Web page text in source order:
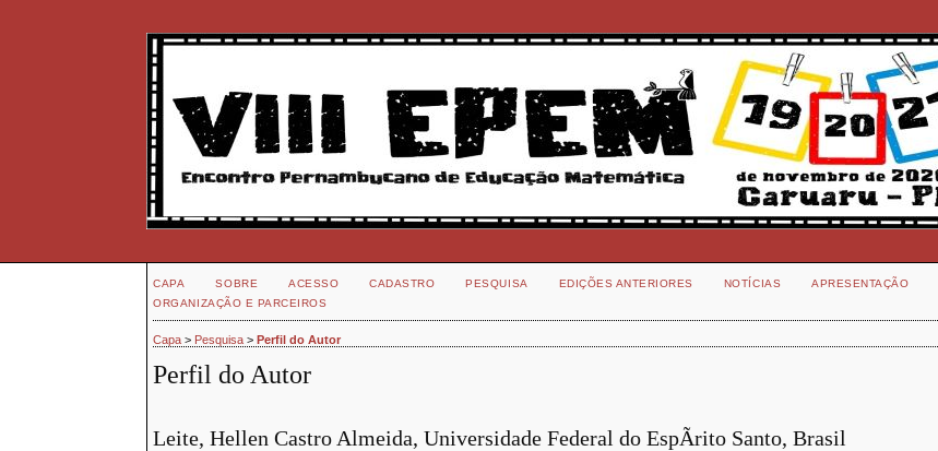
CAPA SOBRE ACESSO CADASTRO PESQUISA EDIÇÕES ANTERIORES NOTÍCIAS APRESENTAÇÃO
ORGANIZAÇÃO E PARCEIROS
Capa > Pesquisa >Perfil do Autor
Perfil do Autor
Leite, Hellen Castro Almeida, Universidade Federal do EspÃ­rito Santo, Brasil